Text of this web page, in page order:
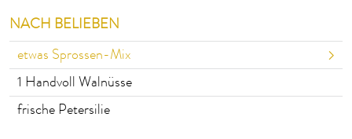
NACH BELIEBEN
etwas Sprossen-Mix
1 Handvoll Walnüsse
frische Petersilie